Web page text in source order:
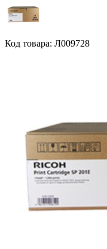
Код товара: Л009728